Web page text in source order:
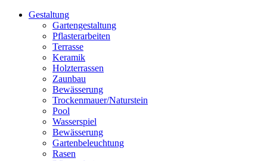
Gestaltung
Gartengestaltung
Pflasterarbeiten
Terrasse
Keramik
Holzterrassen
Zaunbau
Bewässerung
Trockenmauer/Naturstein
Pool
Wasserspiel
Bewässerung
Gartenbeleuchtung
Rasen